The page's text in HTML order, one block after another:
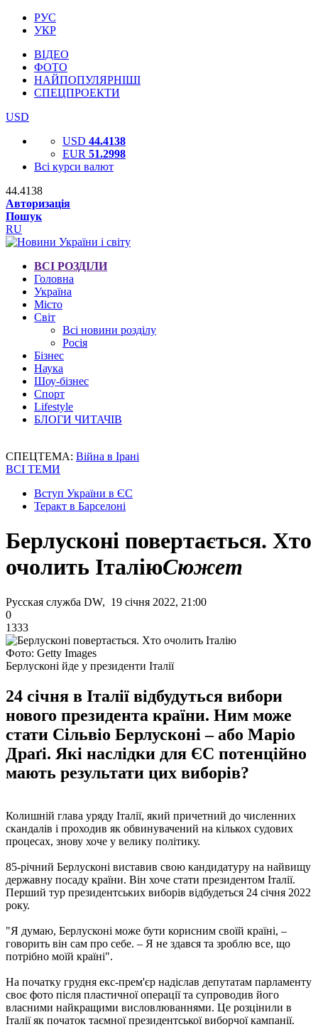
РУС
УКР
ВІДЕО
ФОТО
НАЙПОПУЛЯРНІШІ
СПЕЦПРОЕКТИ
USD
USD 44.4138
EUR 51.2998
Всі курси валют
44.4138
Авторизація
Пошук
RU
ВСІ РОЗДІЛИ
Головна
Україна
Місто
Світ
Всі новини розділу
Росія
Бізнес
Наука
Шоу-бізнес
Спорт
Lifestyle
БЛОГИ ЧИТАЧІВ
СПЕЦТЕМА: Війна в Ірані
ВСІ ТЕМИ
Вступ України в ЄС
Теракт в Барселоні
Берлусконі повертається. Хто
очолить ІталіюСюжет
Русская служба DW, 19 січня 2022, 21:00
0
1333
Фото: Getty Images
Берлусконі йде у президенти Італії
24 січня в Італії відбудуться вибори
нового президента країни. Ним може
стати Сільвіо Берлусконі – або Маріо
Драґі. Які наслідки для ЄС потенційно
мають результати цих виборів?
Колишній глава уряду Італії, який причетний до численних
скандалів і проходив як обвинувачений на кількох судових
процесах, знову хоче у велику політику.
85-річний Берлусконі виставив свою кандидатуру на найвищу
державну посаду країни. Він хоче стати президентом Італії.
Перший тур президентських виборів відбудеться 24 січня 2022
року.
"Я думаю, Берлусконі може бути корисним своїй країні, –
говорить він сам про себе. – Я не здався та зроблю все, що
потрібно моїй країні".
На початку грудня екс-прем'єр надіслав депутатам парламенту
своє фото після пластичної операції та супроводив його
власними найкращими висловлюваннями. Це розцінили в
Італії як початок таємної президентської виборчої кампанії.